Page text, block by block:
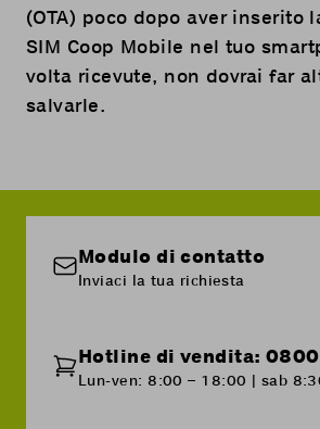
(OTA) poco dopo aver inserito
SIM Coop Mobile nel tuo
volta ricevute, non dovrai far
salvarle.
Modulo di contatto
Inviaci la tua richiesta
Hotline di vendita:
Lun-ven: 8:00 – 18:00 | sab